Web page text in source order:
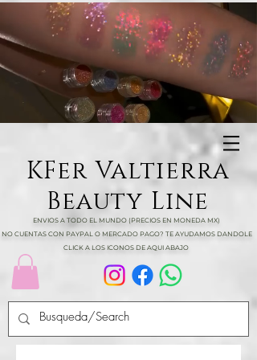
KFer Valtierra
Beauty Line
ENVIOS A TODO EL MUNDO (PRECIOS EN MONEDA MX)
NO CUENTAS CON PAYPAL O MERCADO PAGO? TE AYUDAMOS DANDOLE
CLICK A LOS ICONOS DE AQUI ABAJO